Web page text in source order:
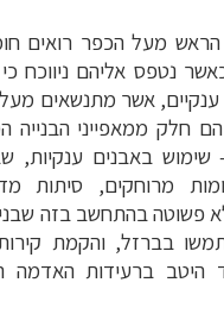
מעל הכפר רואים
נטפס אליהם ניווכח
ענקיים, אשר מתנשאים
חלק ממאפייני הבנייה
באבנים ענקיות,
מרוחקים, סיתות
פשוטה בהתחשב בזה
בברזל, והקמת
היטב ברעידות האדמה